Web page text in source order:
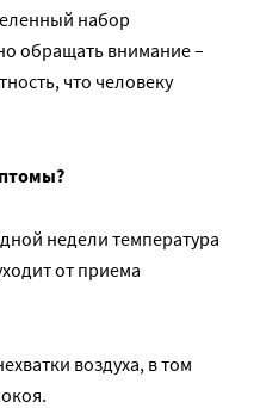
набор
обращать внимание –
что человеку
недели температура
от приема
воздуха, в том